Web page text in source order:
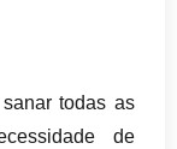
todas as
de